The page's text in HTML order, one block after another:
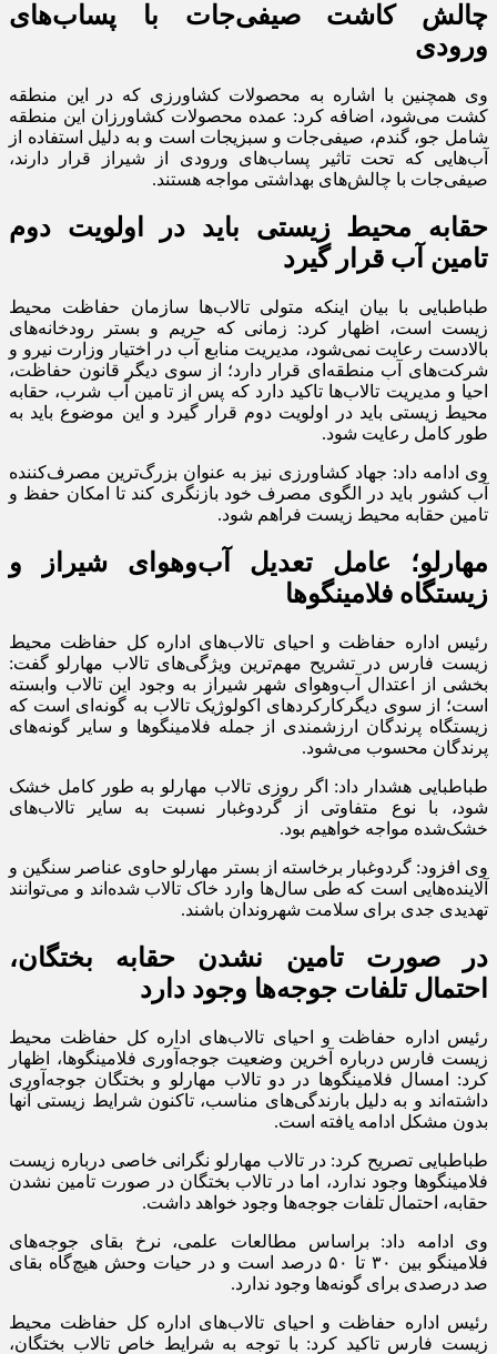
چالش کاشت صیفی‌جات با پساب‌های
ورودی
وی همچنین با اشاره به محصولات کشاورزی که در این منطقه
کشت می‌شود، اضافه کرد: عمده محصولات کشاورزان این منطقه
شامل جو، گندم، صیفی‌جات و سبزیجات است و به دلیل استفاده از
آب‌هایی که تحت تاثیر پساب‌های ورودی از شیراز قرار دارند،
صیفی‌جات با چالش‌های بهداشتی مواجه هستند.
حقابه محیط زیستی باید در اولویت دوم
تامین آب قرار گیرد
طباطبایی با بیان اینکه متولی تالاب‌ها سازمان حفاظت محیط
زیست است، اظهار کرد: زمانی که حریم و بستر رودخانه‌های
بالادست رعایت نمی‌شود، مدیریت منابع آب در اختیار وزارت نیرو و
شرکت‌های آب منطقه‌ای قرار دارد؛ از سوی دیگر قانون حفاظت،
احیا و مدیریت تالاب‌ها تاکید دارد که پس از تامین آب شرب، حقابه
محیط زیستی باید در اولویت دوم قرار گیرد و این موضوع باید به
طور کامل رعایت شود.
وی ادامه داد: جهاد کشاورزی نیز به عنوان بزرگ‌ترین مصرف‌کننده
آب کشور باید در الگوی مصرف خود بازنگری کند تا امکان حفظ و
تامین حقابه محیط زیست فراهم شود.
مهارلو؛ عامل تعدیل آب‌وهوای شیراز و
زیستگاه فلامینگو‌ها
رئیس اداره حفاظت و احیای تالاب‌های اداره کل حفاظت محیط
زیست فارس در تشریح مهم‌ترین ویژگی‌های تالاب مهارلو گفت:
بخشی از اعتدال آب‌وهوای شهر شیراز به وجود این تالاب وابسته
است؛ از سوی دیگرکارکرد‌های اکولوژیک تالاب به گونه‌ای است که
زیستگاه پرندگان ارزشمندی از جمله فلامینگو‌ها و سایر گونه‌های
پرندگان محسوب می‌شود.
طباطبایی هشدار داد: اگر روزی تالاب مهارلو به طور کامل خشک
شود، با نوع متفاوتی از گردوغبار نسبت به سایر تالاب‌های
خشک‌شده مواجه خواهیم بود.
وی افزود: گردوغبار برخاسته از بستر مهارلو حاوی عناصر سنگین و
آلاینده‌هایی است که طی سال‌ها وارد خاک تالاب شده‌اند و می‌توانند
تهدیدی جدی برای سلامت شهروندان باشند.
در صورت تامین نشدن حقابه بختگان،
احتمال تلفات جوجه‌ها وجود دارد
رئیس اداره حفاظت و احیای تالاب‌های اداره کل حفاظت محیط
زیست فارس درباره آخرین وضعیت جوجه‌آوری فلامینگوها، اظهار
کرد: امسال فلامینگو‌ها در دو تالاب مهارلو و بختگان جوجه‌آوری
داشته‌اند و به دلیل بارندگی‌های مناسب، تاکنون شرایط زیستی آنها
بدون مشکل ادامه یافته است.
طباطبایی تصریح کرد: در تالاب مهارلو نگرانی خاصی درباره زیست
فلامینگو‌ها وجود ندارد، اما در تالاب بختگان در صورت تامین نشدن
حقابه، احتمال تلفات جوجه‌ها وجود خواهد داشت.
وی ادامه داد: براساس مطالعات علمی، نرخ بقای جوجه‌های
فلامینگو بین ۳۰ تا ۵۰ درصد است و در حیات وحش هیچ‌گاه بقای
صد درصدی برای گونه‌ها وجود ندارد.
رئیس اداره حفاظت و احیای تالاب‌های اداره کل حفاظت محیط
زیست فارس تاکید کرد: با توجه به شرایط خاص تالاب بختگان،